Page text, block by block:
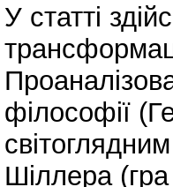
У статті
філософії
Шіллера